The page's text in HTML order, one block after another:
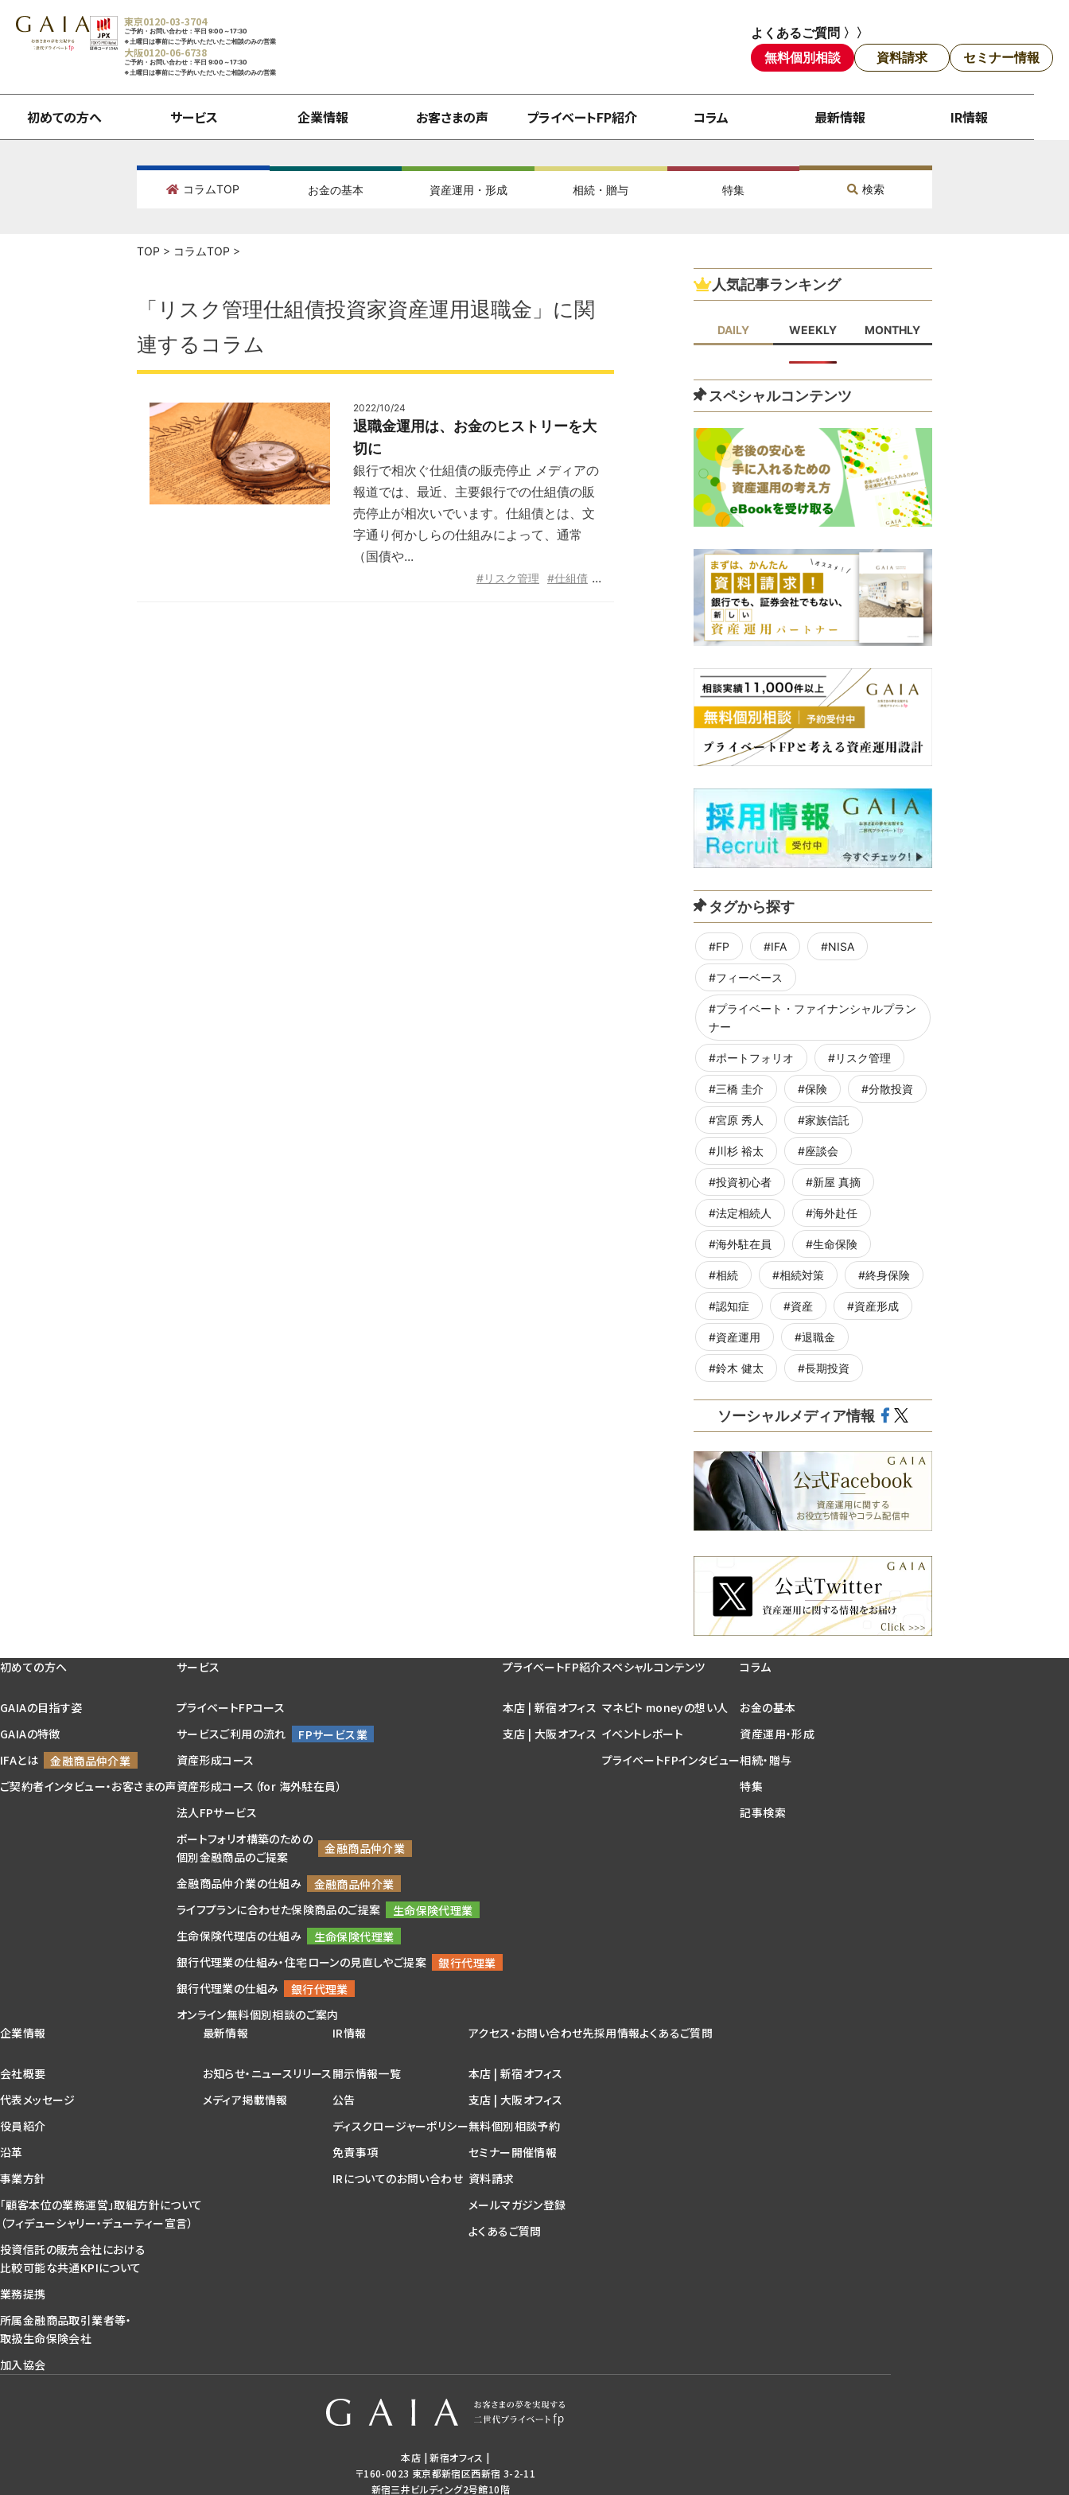
東京0120-03-3704
ご予約・お問い合わせ：平日 9:00～17:30
※土曜日は事前にご予約いただいたご相談のみの営業
大阪0120-06-6738
ご予約・お問い合わせ：平日 9:00～17:30
※土曜日は事前にご予約いただいたご相談のみの営業
よくあるご質問 〉〉
無料個別相談
資料請求 セミナー情報
初めての方へ サービス 企業情報 お客さまの声 プライベートFP紹介 コラム 最新情報 IR情報
コラムTOP お金の基本 資産運用・形成 相続・贈与 特集 検索
TOP > コラムTOP >
「リスク管理仕組債投資家資産運用退職金」に関
連するコラム
2022/10/24
退職金運用は、お金のヒストリーを大
切に
銀行で相次ぐ仕組債の販売停止 メディアの
報道では、最近、主要銀行での仕組債の販
売停止が相次いでいます。仕組債とは、文
字通り何かしらの仕組みによって、通常
（国債や...
#リスク管理 #仕組債 ...
人気記事ランキング
DAILY WEEKLY MONTHLY
スペシャルコンテンツ
タグから探す
FP IFA NISA
フィーベース
プライベート・ファイナンシャルプラン
ナー
ポートフォリオ リスク管理
三橋 圭介 保険 分散投資
宮原 秀人 家族信託
川杉 裕太 座談会
投資初心者 新屋 真摘
法定相続人 海外赴任
海外駐在員 生命保険
相続 相続対策 終身保険
認知症 資産 資産形成
資産運用 退職金
鈴木 健太 長期投資
ソーシャルメディア情報
初めての方へ
GAIAの目指す姿
GAIAの特徴
IFAとは
ご契約者インタビュー・お客さまの声
サービス
プライベートFPコース
サービスご利用の流れ
資産形成コース
資産形成コース（for 海外駐在員）
法人FPサービス
ポートフォリオ構築のための
個別金融商品のご提案
金融商品仲介業の仕組み
ライフプランに合わせた保険商品のご提案
生命保険代理店の仕組み
銀行代理業の仕組み・住宅ローンの見直しやご提案
銀行代理業の仕組み
オンライン無料個別相談のご案内
プライベートFP紹介
本店 | 新宿オフィス
支店 | 大阪オフィス
スペシャルコンテンツ
マネビト moneyの想い人
イベントレポート
プライベートFPインタビュー
コラム
お金の基本
資産運用・形成
相続・贈与
特集
記事検索
企業情報
会社概要
代表メッセージ
役員紹介
沿革
事業方針
「顧客本位の業務運営」取組方針について
（フィデューシャリー・デューティー宣言）
投資信託の販売会社における
比較可能な共通KPIについて
業務提携
所属金融商品取引業者等・
取扱生命保険会社
加入協会
最新情報
お知らせ・ニュースリリース
メディア掲載情報
IR情報
開示情報一覧
公告
ディスクロージャーポリシー
免責事項
IRについてのお問い合わせ
アクセス・お問い合わせ先
本店 | 新宿オフィス
支店 | 大阪オフィス
無料個別相談予約
セミナー開催情報
資料請求
メールマガジン登録
よくあるご質問
採用情報よくあるご質問
本店 | 新宿オフィス |
〒160-0023 東京都新宿区西新宿 3-2-11
新宿三井ビルディング2号館10階